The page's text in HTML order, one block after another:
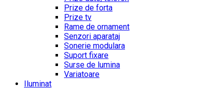
Prize de forta
Prize tv
Rame de ornament
Senzori aparataj
Sonerie modulara
Suport fixare
Surse de lumina
Variatoare
Iluminat